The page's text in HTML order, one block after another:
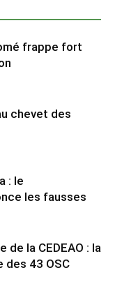
frappe fort
chevet des
: le
les fausses
de la CEDEAO : la
43 OSC